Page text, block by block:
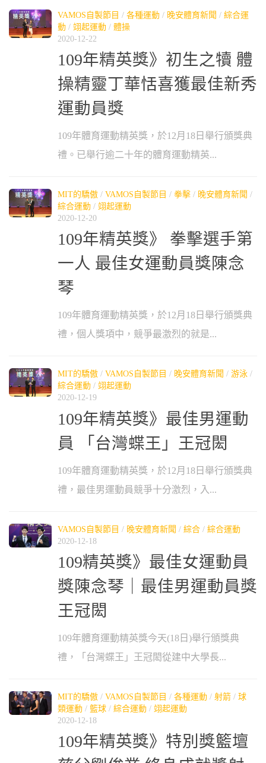
VAMOS自製節目 / 各種運動 / 晚安體育新聞 / 綜合運
動 / 翊起運動 / 體操
2020-12-22
109年精英獎》初生之犢 體
操精靈丁華恬喜獲最佳新秀
運動員獎
109年體育運動精英獎，於12月18日舉行頒獎典
禮。已舉行逾二十年的體育運動精英...
MIT的驕傲 / VAMOS自製節目 / 拳擊 / 晚安體育新聞 /
綜合運動 / 翊起運動
2020-12-20
109年精英獎》 拳擊選手第
一人 最佳女運動員獎陳念
琴
109年體育運動精英獎，於12月18日舉行頒獎典
禮，個人獎項中，競爭最激烈的就是...
MIT的驕傲 / VAMOS自製節目 / 晚安體育新聞 / 游泳 /
綜合運動 / 翊起運動
2020-12-19
109年精英獎》最佳男運動
員 「台灣蝶王」王冠閎
109年體育運動精英獎，於12月18日舉行頒獎典
禮，最佳男運動員競爭十分激烈，入...
VAMOS自製節目 / 晚安體育新聞 / 綜合 / 綜合運動
2020-12-18
109精英獎》最佳女運動員
獎陳念琴｜最佳男運動員獎
王冠閎
109年體育運動精英獎今天(18日)舉行頒獎典
禮，「台灣蝶王」王冠閎從建中大學長...
MIT的驕傲 / VAMOS自製節目 / 各種運動 / 射箭 / 球
類運動 / 籃球 / 綜合運動 / 翊起運動
2020-12-18
109年精英獎》特別獎籃壇